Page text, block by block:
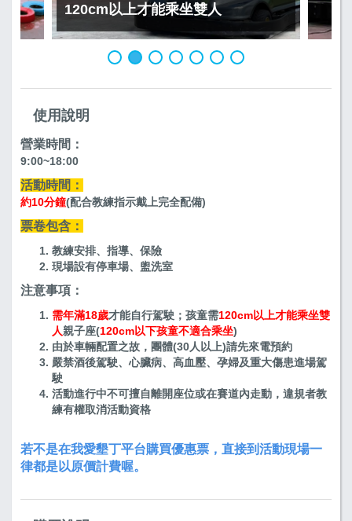
120cm以上才能乘坐雙人
使用說明
營業時間：
9:00~18:00
活動時間：
約10分鐘(配合教練指示戴上完全配備)
票卷包含：
教練安排、指導、保險
現場設有停車場、盥洗室
注意事項：
需年滿18歲才能自行駕駛；孩童需120cm以上才能乘坐雙
人親子座(120cm以下孩童不適合乘坐)
由於車輛配置之故，團體(30人以上)請先來電預約
嚴禁酒後駕駛、心臟病、高血壓、孕婦及重大傷患進場駕
駛
活動進行中不可擅自離開座位或在賽道內走動，違規者教
練有權取消活動資格
若不是在我愛墾丁平台購買優惠票，直接到活動現場一
律都是以原價計費喔。